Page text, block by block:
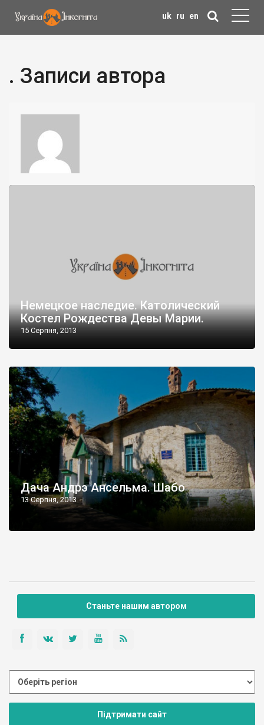
uk ru en
. Записи автора
Немецкое наследие. Католический
Костел Рождества Девы Марии.
15 Серпня, 2013
Дача Андрэ Ансельма. Шабо
13 Серпня, 2013
Станьте нашим автором
Підтримати сайт